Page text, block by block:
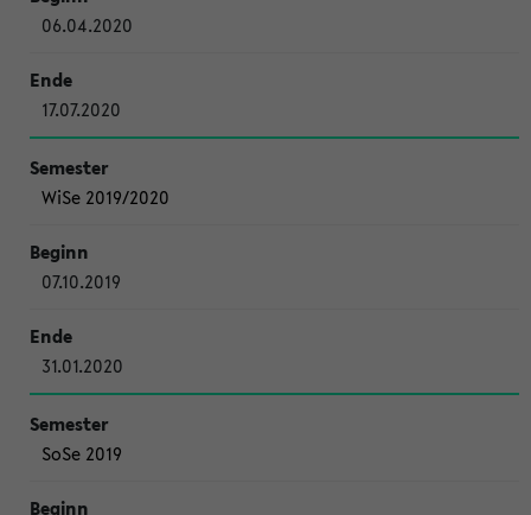
06.04.2020
17.07.2020
WiSe 2019/2020
07.10.2019
31.01.2020
SoSe 2019